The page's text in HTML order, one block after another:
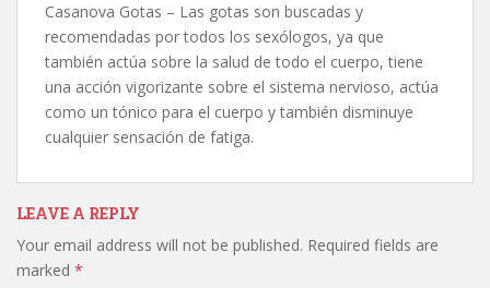
Casanova Gotas – Las gotas son buscadas y
recomendadas por todos los sexólogos, ya que
también actúa sobre la salud de todo el cuerpo, tiene
una acción vigorizante sobre el sistema nervioso, actúa
como un tónico para el cuerpo y también disminuye
cualquier sensación de fatiga.
LEAVE A REPLY
Your email address will not be published. Required fields are
marked *